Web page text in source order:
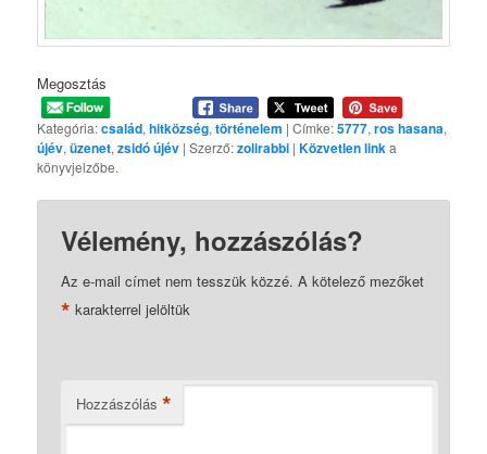
Megosztás
Kategória:család,hitközség,történelem | Címke:5777,ros hasana,
újév,üzenet,zsidó újév | Szerző:zolirabbi |Közvetlen linka
könyvjelzőbe.
Vélemény, hozzászólás?
Az e-mail címet nem tesszük közzé. A kötelező mezőket
* karakterrel jelöltük
Hozzászólás *